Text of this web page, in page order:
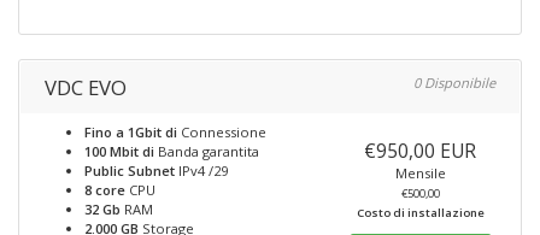
VDC EVO 0 Disponibile
Fino a 1Gbit di Connessione
100 Mbit di Banda garantita
Public Subnet IPv4 /29
8 core CPU
32 Gb RAM
2.000 GB Storage
€950,00 EUR
Mensile
€500,00
Costo di installazione